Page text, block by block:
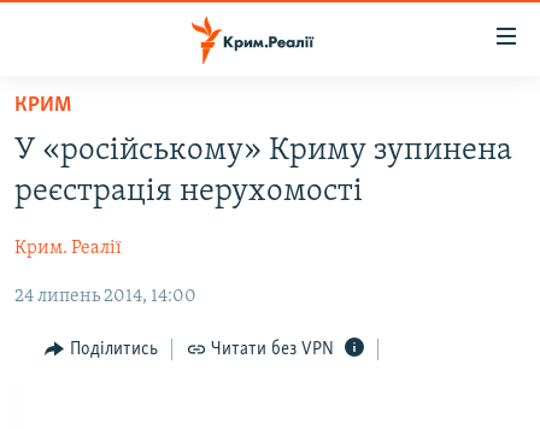
Перейти
основного
матеріалу
Перейти
до
навігації
Перейти
ВОДА.КРИМ
ВІДЕО ТА ФОТО
ПОЛІТИКА
БЛОГИ
ПОГЛЯД
КРИМ
У «російському» Криму зупинена
реєстрація нерухомості
Крим. Реалії
24 липень 2014, 14:00
Поділитись Читати без VPN